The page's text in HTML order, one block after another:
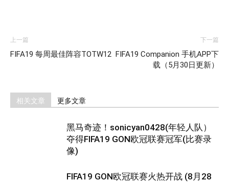
上一篇
FIFA19 每周最佳阵容TOTW12
下一篇
FIFA19 Companion 手机APP下
载（5月30日更新）
相关文章 更多文章
黑马奇迹！sonicyan0428(年轻人队）
夺得FIFA19 GON欧冠联赛冠军(比赛录
像)
FIFA19 GON欧冠联赛火热开战 (8月28